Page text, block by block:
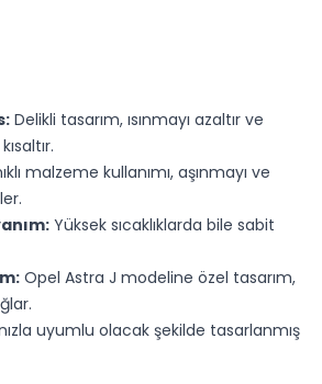
Delikli tasarım, ısınmayı azaltır ve
malzeme kullanımı, aşınmayı ve
Yüksek sıcaklıklarda bile sabit
Opel Astra J modeline özel tasarım,
uyumlu olacak şekilde tasarlanmış